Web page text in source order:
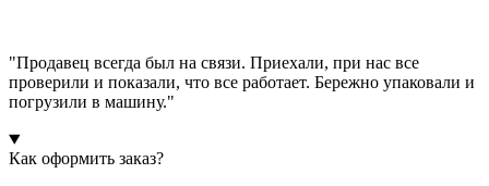
"Продавец всегда был на связи. Приехали, при нас все
проверили и показали, что все работает. Бережно упаковали и
погрузили в машину."
Как оформить заказ?